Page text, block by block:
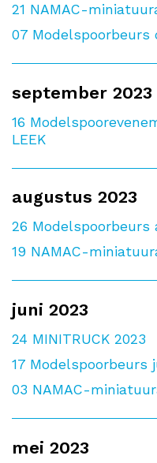
21 NAMAC-
07 Modelspoorbeurs
september 2023
16
LEEK
augustus 2023
26 Modelspoorbeurs
19 NAMAC-
juni 2023
24 MINITRUCK 2023
17 Modelspoorbeurs
03 NAMAC-
mei 2023